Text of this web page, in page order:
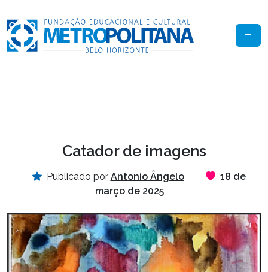
Catador de imagens
Publicado por Antonio Ângelo
18 de
março de 2025